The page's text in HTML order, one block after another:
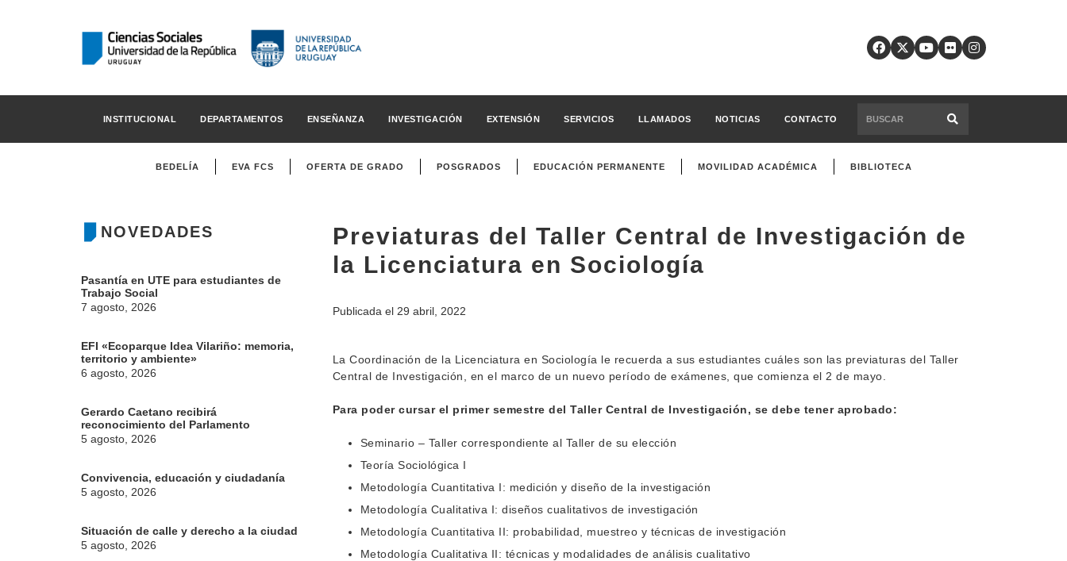
INSTITUCIONAL DEPARTAMENTOS ENSEÑANZA INVESTIGACIÓN EXTENSIÓN SERVICIOS LLAMADOS NOTICIAS CONTACTO
BEDELÍA EVA FCS OFERTA DE GRADO POSGRADOS EDUCACIÓN PERMANENTE MOVILIDAD ACADÉMICA BIBLIOTECA
NOVEDADES
Pasantía en UTE para estudiantes de
Trabajo Social
7 agosto, 2026
EFI «Ecoparque Idea Vilariño: memoria,
territorio y ambiente»
6 agosto, 2026
Gerardo Caetano recibirá
reconocimiento del Parlamento
5 agosto, 2026
Convivencia, educación y ciudadanía
5 agosto, 2026
Situación de calle y derecho a la ciudad
5 agosto, 2026
Previaturas del Taller Central de Investigación de
la Licenciatura en Sociología
Publicada el 29 abril, 2022
La Coordinación de la Licenciatura en Sociología le recuerda a sus estudiantes cuáles son las previaturas del Taller
Central de Investigación, en el marco de un nuevo período de exámenes, que comienza el 2 de mayo.
Para poder cursar el primer semestre del Taller Central de Investigación, se debe tener aprobado:
Seminario – Taller correspondiente al Taller de su elección
Teoría Sociológica I
Metodología Cuantitativa I: medición y diseño de la investigación
Metodología Cualitativa I: diseños cualitativos de investigación
Metodología Cuantitativa II: probabilidad, muestreo y técnicas de investigación
Metodología Cualitativa II: técnicas y modalidades de análisis cualitativo